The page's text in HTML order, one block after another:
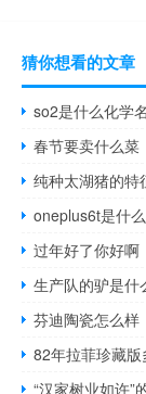
猜你想看的文章
so2是什么化学
春节要卖什么菜
纯种太湖猪的特
oneplus6t是什
过年好了你好啊
生产队的驴是什
芬迪陶瓷怎么样
82年拉菲珍藏版
“汉家树业如许”